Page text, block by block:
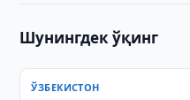
Шунингдек ўқинг
ЎЗБЕКИСТОН